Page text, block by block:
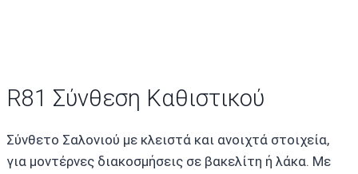
R81 Σύνθεση Καθιστικού
Σύνθετο Σαλονιού με κλειστά και ανοιχτά στοιχεία,
για μοντέρνες διακοσμήσεις σε βακελίτη ή λάκα. Με